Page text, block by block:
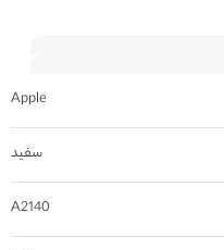
Apple
سفید
A2140